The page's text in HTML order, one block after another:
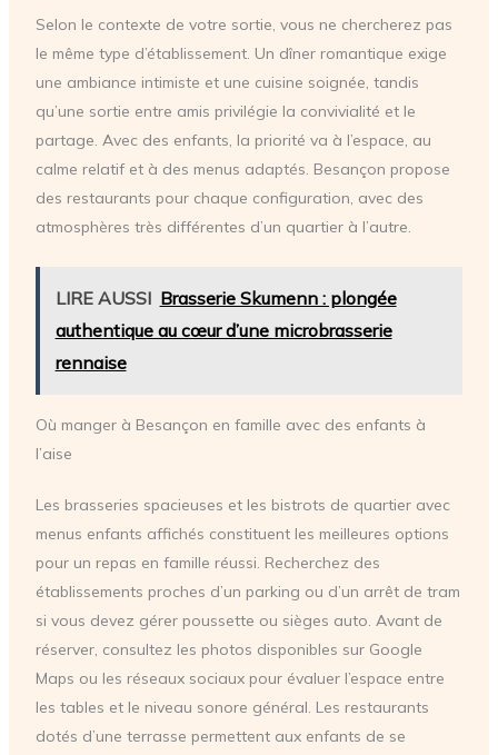
Selon le contexte de votre sortie, vous ne chercherez pas
le même type d’établissement. Un dîner romantique exige
une ambiance intimiste et une cuisine soignée, tandis
qu’une sortie entre amis privilégie la convivialité et le
partage. Avec des enfants, la priorité va à l’espace, au
calme relatif et à des menus adaptés. Besançon propose
des restaurants pour chaque configuration, avec des
atmosphères très différentes d’un quartier à l’autre.
LIRE AUSSI Brasserie Skumenn : plongée
authentique au cœur d’une microbrasserie
rennaise
Où manger à Besançon en famille avec des enfants à
l’aise
Les brasseries spacieuses et les bistrots de quartier avec
menus enfants affichés constituent les meilleures options
pour un repas en famille réussi. Recherchez des
établissements proches d’un parking ou d’un arrêt de tram
si vous devez gérer poussette ou sièges auto. Avant de
réserver, consultez les photos disponibles sur Google
Maps ou les réseaux sociaux pour évaluer l’espace entre
les tables et le niveau sonore général. Les restaurants
dotés d’une terrasse permettent aux enfants de se